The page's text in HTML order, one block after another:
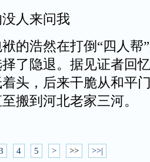
人来问我
浩然在打倒“四人帮”
了隐退。据见证者回
头，后来干脆从和平
搬到河北老家三河。
4 5 > >> >>|